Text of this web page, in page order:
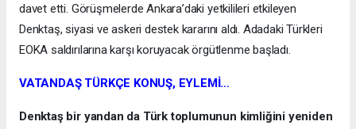
davet etti. Görüşmelerde Ankara’daki yetkilileri etkileyen
Denktaş, siyasi ve askeri destek kararını aldı. Adadaki Türkleri
EOKA saldırılarına karşı koruyacak örgütlenme başladı.
VATANDAŞ TÜRKÇE KONUŞ, EYLEMİ…
Denktaş bir yandan da Türk toplumunun kimliğini yeniden